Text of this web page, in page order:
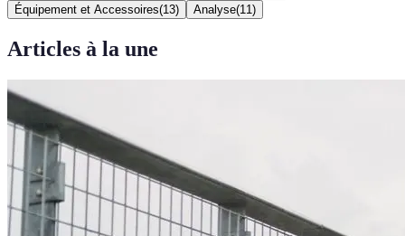
Équipement et Accessoires(13) Analyse(11 )
Articles à la une